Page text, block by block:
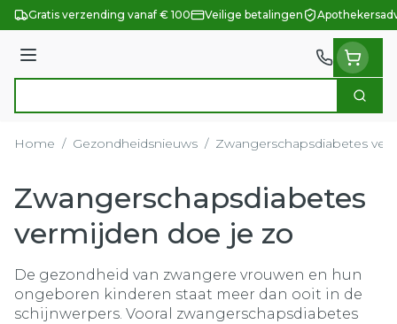
Ga naar de inhoud
Gratis verzending vanaf € 100 Veilige betalingen
Menu
Zoek
Home / Gezondheidsnieuws / Zwangerschapsdiabetes
Zwangerschapsdiabetes
vermijden doe je zo
De gezondheid van zwangere vrouwen en hun
ongeboren kinderen staat meer dan ooit in de
schijnwerpers. Vooral zwangerschapsdiabetes